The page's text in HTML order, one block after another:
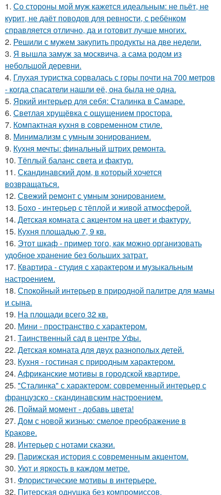
1. Со стороны мой муж кажется идеальным: не пьёт, не
курит, не даёт поводов для ревности, с ребёнком
справляется отлично, да и готовит лучше многих.
2. Решили с мужем закупить продукты на две недели.
3. Я вышла замуж за москвича, а сама родом из
небольшой деревни.
4. Глухая туристка сорвалась с горы почти на 700 метров
- когда спасатели нашли её, она была не одна.
5. Яркий интерьер для себя: Сталинка в Самаре.
6. Светлая хрущёвка с ощущением простора.
7. Компактная кухня в современном стиле.
8. Минимализм с умным зонированием.
9. Кухня мечты: финальный штрих ремонта.
10. Тёплый баланс света и фактур.
11. Скандинавский дом, в который хочется
возвращаться.
12. Свежий ремонт с умным зонированием.
13. Бохо - интерьер с тёплой и живой атмосферой.
14. Детская комната с акцентом на цвет и фактуру.
15. Кухня площадью 7, 9 кв.
16. Этот шкаф - пример того, как можно организовать
удобное хранение без больших затрат.
17. Квартира - студия с характером и музыкальным
настроением.
18. Спокойный интерьер в природной палитре для мамы
и сына.
19. На площади всего 32 кв.
20. Мини - пространство с характером.
21. Таинственный сад в центре Уфы.
22. Детская комната для двух разнополых детей.
23. Кухня - гостиная с природным характером.
24. Африканские мотивы в городской квартире.
25. "Сталинка" с характером: современный интерьер с
французско - скандинавским настроением.
26. Поймай момент - добавь цвета!
27. Дом с новой жизнью: смелое преображение в
Кракове.
28. Интерьер с нотами сказки.
29. Парижская история с современным акцентом.
30. Уют и яркость в каждом метре.
31. Флористические мотивы в интерьере.
32. Питерская однушка без компромиссов.